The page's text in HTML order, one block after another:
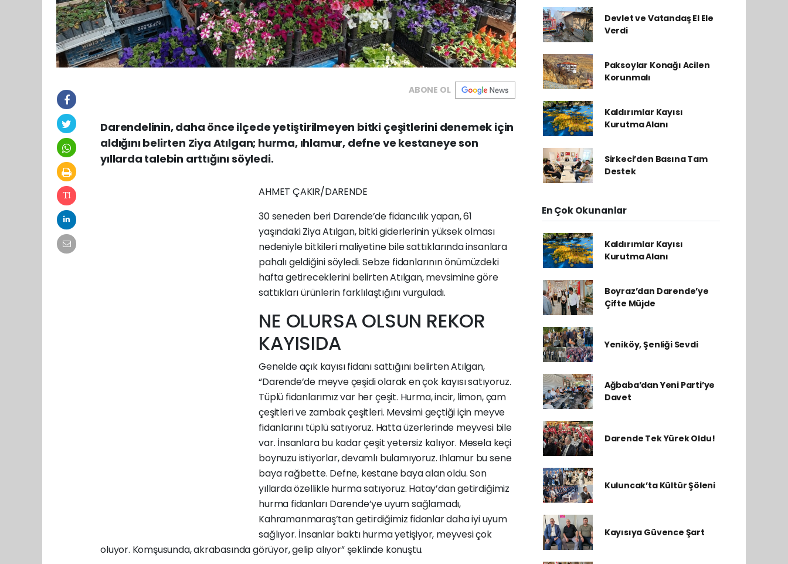
ABONE OL
Darendelinin, daha önce ilçede yetiştirilmeyen bitki çeşitlerini denemek için
aldığını belirten Ziya Atılgan; hurma, ıhlamur, defne ve kestaneye son
yıllarda talebin arttığını söyledi.
AHMET ÇAKIR/DARENDE
30 seneden beri Darende’de fidancılık yapan, 61
yaşındaki Ziya Atılgan, bitki giderlerinin yüksek olması
nedeniyle bitkileri maliyetine bile sattıklarında insanlara
pahalı geldiğini söyledi. Sebze fidanlarının önümüzdeki
hafta getireceklerini belirten Atılgan, mevsimine göre
sattıkları ürünlerin farklılaştığını vurguladı.
NE OLURSA OLSUN REKOR
KAYISIDA
Genelde açık kayısı fidanı sattığını belirten Atılgan,
“Darende’de meyve çeşidi olarak en çok kayısı satıyoruz.
Tüplü fidanlarımız var her çeşit. Hurma, incir, limon, çam
çeşitleri ve zambak çeşitleri. Mevsimi geçtiği için meyve
fidanlarını tüplü satıyoruz. Hatta üzerlerinde meyvesi bile
var. İnsanlara bu kadar çeşit yetersiz kalıyor. Mesela keçi
boynuzu istiyorlar, devamlı bulamıyoruz. Ihlamur bu sene
baya rağbette. Defne, kestane baya alan oldu. Son
yıllarda özellikle hurma satıyoruz. Hatay’dan getirdiğimiz
hurma fidanları Darende’ye uyum sağlamadı,
Kahramanmaraş’tan getirdiğimiz fidanlar daha iyi uyum
sağlıyor. İnsanlar baktı hurma yetişiyor, meyvesi çok
oluyor. Komşusunda, akrabasında görüyor, gelip alıyor” şeklinde konuştu.
Devlet ve Vatandaş El Ele
Verdi
Paksoylar Konağı Acilen
Korunmalı
Kaldırımlar Kayısı
Kurutma Alanı
Sirkeci’den Basına Tam
Destek
En Çok Okunanlar
Kaldırımlar Kayısı
Kurutma Alanı
Boyraz’dan Darende’ye
Çifte Müjde
Yeniköy, Şenliği Sevdi
Ağbaba’dan Yeni Parti’ye
Davet
Darende Tek Yürek Oldu!
Kuluncak’ta Kültür Şöleni
Kayısıya Güvence Şart